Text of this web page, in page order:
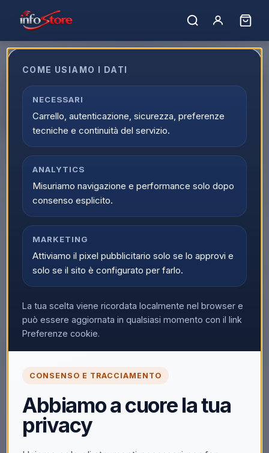
CONSENSO E TRACCIAMENTO
Abbiamo a cuore la tua
privacy
COME USIAMO I DATI
NECESSARI
Carrello, autenticazione, sicurezza, preferenze
tecniche e continuità del servizio.
ANALYTICS
Misuriamo navigazione e performance solo dopo
consenso esplicito.
MARKETING
Attiviamo il pixel pubblicitario solo se lo approvi e
solo se il sito è configurato per farlo.
La tua scelta viene ricordata localmente nel browser e
può essere aggiornata in qualsiasi momento con il link
Preferenze cookie.
Apple MacBook Pro 2026 14" M5
Pro 15C/16G 24/1TB Silver
MGDN4T/A
EAN:
🔒
Accedi per vedere i prezzi
Solo i clienti registrati e abilitati possono visualizzare i